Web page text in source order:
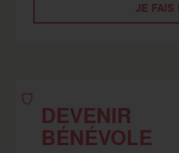
JE FAIS
DEVENIR
BÉNÉVOLE